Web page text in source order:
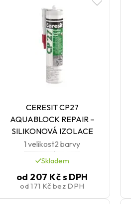
CERESIT CP27
AQUABLOCK REPAIR –
SILIKONOVÁ IZOLACE
1 velikost2 barvy
Skladem
od 207 Kčs DPH
od171 Kč bez DPH